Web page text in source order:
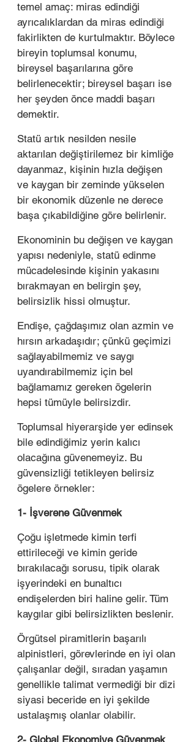
temel amaç: miras edindiği
ayrıcalıklardan da miras edindiği
fakirlikten de kurtulmaktır. Böylece
bireyin toplumsal konumu,
bireysel başarılarına göre
belirlenecektir; bireysel başarı ise
her şeyden önce maddi başarı
demektir.
Statü artık nesilden nesile
aktarılan değiştirilemez bir kimliğe
dayanmaz, kişinin hızla değişen
ve kaygan bir zeminde yükselen
bir ekonomik düzenle ne derece
başa çıkabildiğine göre belirlenir.
Ekonominin bu değişen ve kaygan
yapısı nedeniyle, statü edinme
mücadelesinde kişinin yakasını
bırakmayan en belirgin şey,
belirsizlik hissi olmuştur.
Endişe, çağdaşımız olan azmin ve
hırsın arkadaşıdır; çünkü geçimizi
sağlayabilmemiz ve saygı
uyandırabilmemiz için bel
bağlamamız gereken ögelerin
hepsi tümüyle belirsizdir.
Toplumsal hiyerarşide yer edinsek
bile edindiğimiz yerin kalıcı
olacağına güvenemeyiz. Bu
güvensizliği tetikleyen belirsiz
ögelere örnekler:
1- İşverene Güvenmek
Çoğu işletmede kimin terfi
ettirileceği ve kimin geride
bırakılacağı sorusu, tipik olarak
işyerindeki en bunaltıcı
endişelerden biri haline gelir. Tüm
kaygılar gibi belirsizlikten beslenir.
Örgütsel piramitlerin başarılı
alpinistleri, görevlerinde en iyi olan
çalışanlar değil, sıradan yaşamın
genellikle talimat vermediği bir dizi
siyasi beceride en iyi şekilde
ustalaşmış olanlar olabilir.